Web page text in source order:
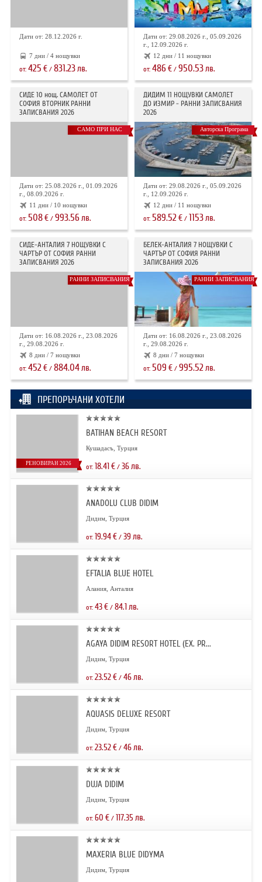
Дати от: 28.12.2026 г.
7 дни / 4 нощувки
от: 425 €/ 831.23лв.
Дати от: 29.08.2026 г., 05.09.2026
г., 12.09.2026 г.
12 дни / 11 нощувки
от:486€ /950.53лв.
СИДЕ 10 нощ. САМОЛЕТ ОТ
СОФИЯ ВТОРНИК РАННИ
ЗАПИСВАНИЯ 2026
САМО ПРИ НАС
Дати от: 25.08.2026 г., 01.09.2026
г., 08.09.2026 г.
11 дни / 10 нощувки
от: 508€/ 993.56лв.
ДИДИМ 11 НОЩУВКИ САМОЛЕТ
ДО ИЗМИР - РАННИ ЗАПИСВАНИЯ
2026
Авторска Програма
Дати от: 29.08.2026 г., 05.09.2026
г., 12.09.2026 г.
12 дни / 11 нощувки
от:589.52€ / 1153лв.
СИДЕ-АНТАЛИЯ 7 НОЩУВКИ С
ЧАРТЪР OT СОФИЯ РАННИ
ЗАПИСВАНИЯ 2026
РАННИ ЗАПИСВАНИЯ
Дати от: 16.08.2026 г., 23.08.2026
г., 29.08.2026 г.
8 дни / 7 нощувки
от: 452€/ 884.04лв.
БЕЛЕК-АНТАЛИЯ 7 НОЩУВКИ С
ЧАРТЪР ОТ СОФИЯ РАННИ
ЗАПИСВАНИЯ 2026
РАННИ ЗАПИСВАНИЯ
Дати от: 16.08.2026 г., 23.08.2026
г., 29.08.2026 г.
8 дни / 7 нощувки
от:509 € /995.52лв.
ПРЕПОРЪЧАНИ ХОТЕЛИ
РЕНОВИРАН 2026
BATIHAN BEACH RESORT
Кушадасъ, Турция
от: 18.41€/ 36лв.
ANADOLU CLUB DIDIM
Дидим, Турция
от: 19.94€/ 39 лв.
EFTALIA BLUE HOTEL
Алания, Анталия
от: 43€/ 84.1лв.
AGAYA DIDIM RESORT HOTEL (EX. PR...
Дидим, Турция
от: 23.52€/ 46лв.
AQUASIS DELUXE RESORT
Дидим, Турция
от: 23.52€/ 46лв.
DUJA DIDIM
Дидим, Турция
от: 60 €/ 117.35 лв.
MAXERIA BLUE DIDYMA
Дидим, Турция